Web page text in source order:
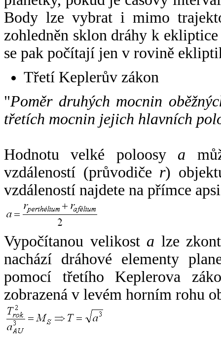
Body lze vybrat i mimo
zohledněn sklon dráhy k
se pak počítají jen v rovině
Třetí Keplerův zákon
"Poměr druhých mocnin
třetích mocnin jejich hlavních
Hodnotu velké poloosy a
vzdáleností (průvodiče r)
vzdáleností najdete na přímce
Vypočítanou velikost a lze
nachází dráhové elementy
pomocí třetího Keplerova
zobrazená v levém horním rohu